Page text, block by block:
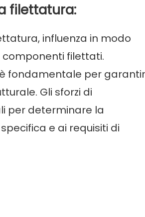
filettatura:
influenza in modo
componenti filettati.
fondamentale per
Gli sforzi di
per determinare la
e ai requisiti di